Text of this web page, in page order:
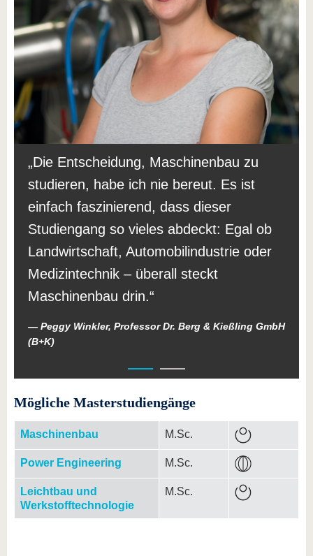
Die Entscheidung, Maschinenbau zu
studieren, habe ich nie bereut. Es ist
einfach faszinierend, dass dieser
Studiengang so vieles abdeckt: Egal ob
Landwirtschaft, Automobilindustrie oder
Medizintechnik – überall steckt
Maschinenbau drin.
Peggy Winkler, Professor Dr. Berg & Kießling GmbH
(B+K)
Mögliche Masterstudiengänge
Maschinenbau M.Sc.
Power Engineering M.Sc.
Leichtbau und
Werkstofftechnologie
M.Sc.